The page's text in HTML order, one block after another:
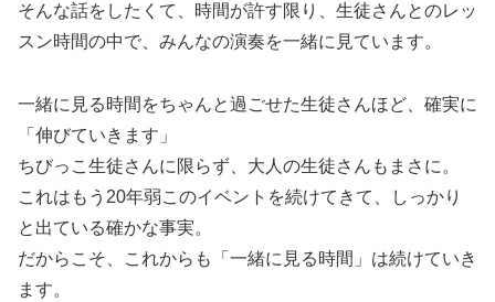
そんな話をしたくて、時間が許す限り、生徒さんとのレッ
スン時間の中で、みんなの演奏を一緒に見ています。
一緒に見る時間をちゃんと過ごせた生徒さんほど、確実に
「伸びていきます」
ちびっこ生徒さんに限らず、大人の生徒さんもまさに。
これはもう20年弱このイベントを続けてきて、しっかり
と出ている確かな事実。
だからこそ、これからも「一緒に見る時間」は続けていき
ます。